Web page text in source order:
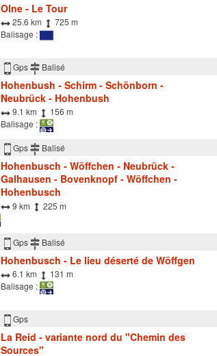
Olne - Le Tour
25.6 km
725 m
Balisage :
Gps Balisé
Hohenbush - Schirm - Schönborn -
Neubrück - Hohenbush
9.1 km
156 m
Balisage :
Gps Balisé
Hohenbusch - Wöffchen - Neubrück -
Galhausen - Bovenknopf - Wöffchen -
Hohenbusch
9 km
225 m
Gps Balisé
Hohenbusch - Le lieu déserté de Wöffgen
6.1 km
131 m
Balisage :
Gps
La Reid - variante nord du "Chemin des
Sources"